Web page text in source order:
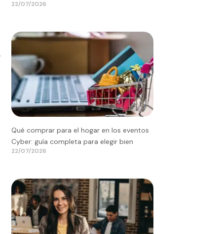
22/07/2026
Qué comprar para el hogar en los eventos
Cyber: guía completa para elegir bien
22/07/2026